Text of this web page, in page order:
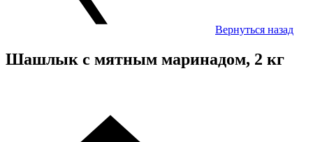
Вернуться назад
Шашлык с мятным маринадом, 2 кг